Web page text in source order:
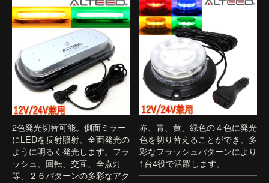
2色発光切替可能。側面ミラー
にLEDを反射照射、全面発光の
ように明るく発光します。フラ
ッシュ、回転、交互、全点灯
等、２６パターンの多彩なアク
赤、青、黄、緑色の４色に発光
色を切り替えることができ、多
彩なフラッシュパターンにより
1台4役で活躍します。